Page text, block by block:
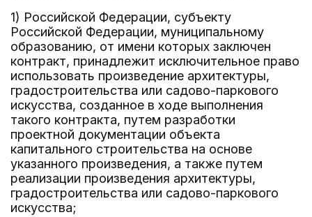
1) Российской Федерации, субъекту
Российской Федерации, муниципальному
образованию, от имени которых заключен
контракт, принадлежит исключительное право
использовать произведение архитектуры,
градостроительства или садово-паркового
искусства, созданное в ходе выполнения
такого контракта, путем разработки
проектной документации объекта
капитального строительства на основе
указанного произведения, а также путем
реализации произведения архитектуры,
градостроительства или садово-паркового
искусства;